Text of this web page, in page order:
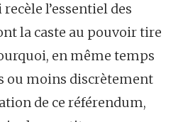
l’essentiel des
la caste au pouvoir tire
en même temps
ou moins discrètement
de ce référendum,